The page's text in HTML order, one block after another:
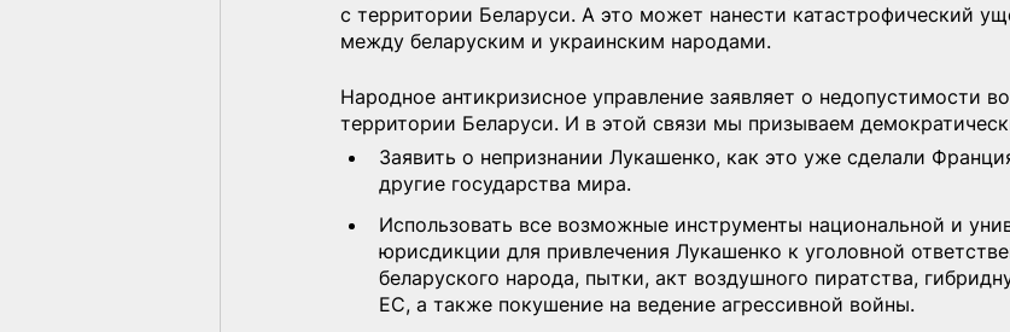
с территории Беларуси. А это может нанести катастрофический
между беларуским и украинским народами.
Народное антикризисное управление заявляет о недопустимости
территории Беларуси. И в этой связи мы призываем
Заявить о непризнании Лукашенко, как это уже сделали
другие государства мира.
Использовать все возможные инструменты национальной и
юрисдикции для привлечения Лукашенко к уголовной
беларуского народа, пытки, акт воздушного пиратства,
ЕС, а также покушение на ведение агрессивной войны.